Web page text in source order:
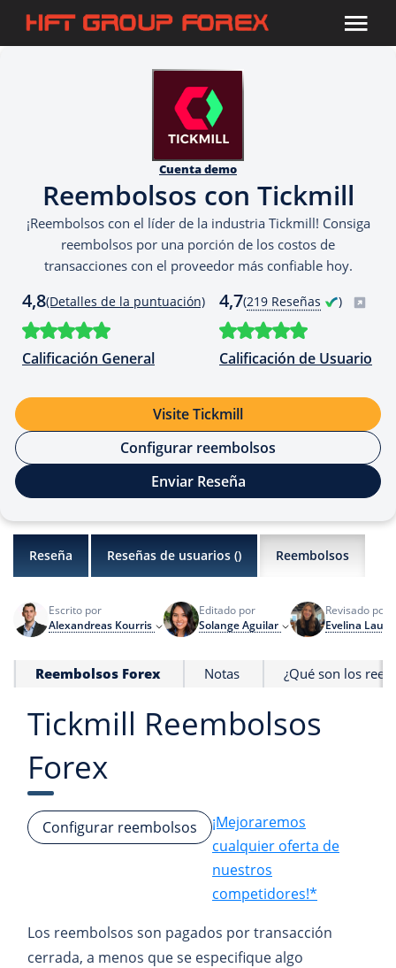
Cuenta demo
Reembolsos con Tickmill
¡Reembolsos con el líder de la industria Tickmill! Consiga
reembolsos por una porción de los costos de
transacciones con el proveedor más confiable hoy.
4,8(Detalles de la puntuación)
Calificación General
4,7(219 Reseñas )
Calificación de Usuario
Visite Tickmill
Configurar reembolsos
Enviar Reseña
Reseña Reseñas de usuarios () Reembolsos
Escrito por
Alexandreas Kourris
Editado por
Solange Aguilar
Revisado por
Evelina
Reembolsos Forex Notas ¿Qué son los
Tickmill Reembolsos
Forex
Configurar reembolsos
¡Mejoraremos
cualquier oferta de
nuestros
competidores!*
Los reembolsos son pagados por transacción
cerrada, a menos que se especifique algo